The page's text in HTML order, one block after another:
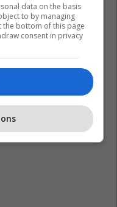
data on the basis
to by managing
the bottom of this page
consent in privacy